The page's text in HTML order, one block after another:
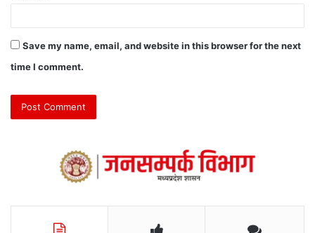
Save my name, email, and website in this browser for the next
time I comment.